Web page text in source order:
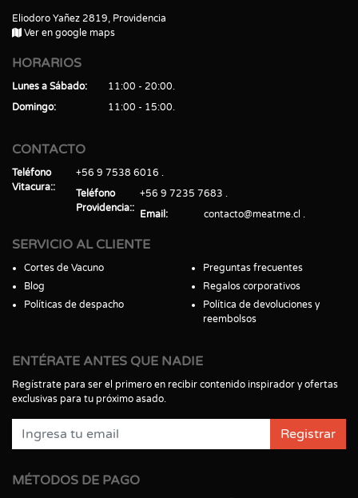
Eliodoro Yañez 2819, Providencia
Ver en google maps
HORARIOS
Lunes a Sábado
11:00 - 20:00
Domingo
11:00 - 15:00
CONTACTO
Teléfono
Vitacura:
+56 9 7538 6016
Teléfono
Providencia:
+56 9 7235 7683
Email
contacto@meatme.cl
SERVICIO AL CLIENTE
Cortes de Vacuno
Blog
Políticas de despacho
Preguntas frecuentes
Regalos corporativos
Política de devoluciones y
reembolsos
ENTÉRATE ANTES QUE NADIE
Regístrate para ser el primero en recibir contenido inspirador y ofertas
exclusivas para tu próximo asado.
Registrar
MÉTODOS DE PAGO